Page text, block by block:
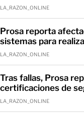
LA_RAZON_ONLINE
Prosa reporta
sistemas para
LA_RAZON_ONLINE
Tras fallas, Prosa
certificaciones de
LA_RAZON_ONLINE